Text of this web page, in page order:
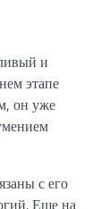
и
этапе
он уже
с его
Еще на